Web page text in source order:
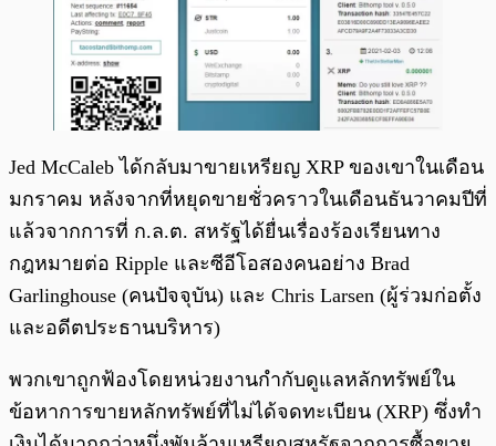
Jed McCaleb ได้กลับมาขายเหรียญ XRP ของเขาในเดือน
มกราคม หลังจากที่หยุดขายชั่วคราวในเดือนธันวาคมปีที่
แล้วจากการที่ ก.ล.ต. สหรัฐได้ยื่นเรื่องร้องเรียนทาง
กฎหมายต่อ Ripple และซีอีโอสองคนอย่าง Brad
Garlinghouse (คนปัจจุบัน) และ Chris Larsen (ผู้ร่วมก่อตั้ง
และอดีตประธานบริหาร)
พวกเขาถูกฟ้องโดยหน่วยงานกำกับดูแลหลักทรัพย์ใน
ข้อหาการขายหลักทรัพย์ที่ไม่ได้จดทะเบียน (XRP) ซึ่งทำ